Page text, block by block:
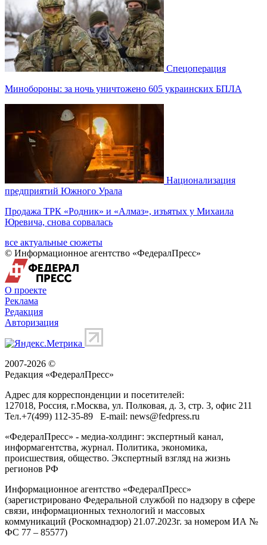
Спецоперация
Минобороны: за ночь уничтожено 605 украинских БПЛА
Национализация
предприятий Южного Урала
Продажа ТРК «Родник» и «Алмаз», изъятых у Михаила
Юревича, снова сорвалась
все актуальные сюжеты
© Информационное агентство «ФедералПресс»
О проекте
Реклама
Редакция
Авторизация
2007-2026 ©
Редакция «ФедералПресс»
Адрес для корреспонденции и посетителей:
127018, Россия, г.Москва, ул. Полковая, д. 3, стр. 3, офис 211
Тел.+7(499) 112-35-89 E-mail: news@fedpress.ru
«ФедералПресс» - медиа-холдинг: экспертный канал,
информагентства, журнал. Политика, экономика,
происшествия, общество. Экспертный взгляд на жизнь
регионов РФ
Информационное агентство «ФедералПресс»
(зарегистрировано Федеральной службой по надзору в сфере
связи, информационных технологий и массовых
коммуникаций (Роскомнадзор) 21.07.2023г. за номером ИА №
ФС 77 – 85577)